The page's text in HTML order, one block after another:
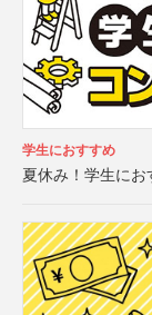
学生におすすめ
夏休み！学生にお